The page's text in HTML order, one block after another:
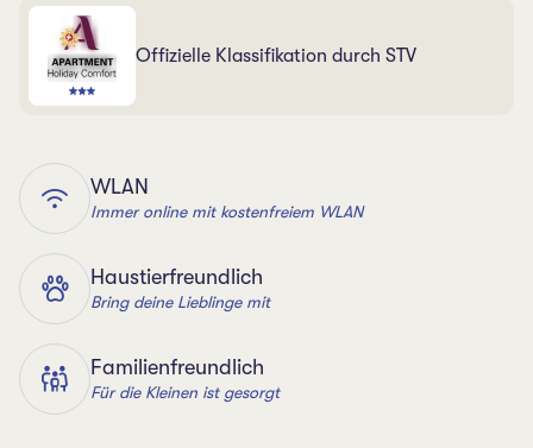
Offizielle Klassifikation durch STV
WLAN
Immer online mit kostenfreiem WLAN
Haustierfreundlich
Bring deine Lieblinge mit
Familienfreundlich
Für die Kleinen ist gesorgt